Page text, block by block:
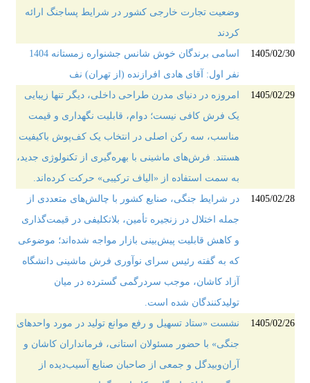
وضعیت تجارت خارجی کشور در شرایط پساجنگ ارائه
کردند
1405/02/30
اسامی برندگان خوش شانس جشنواره زمستانه 1404
نفر اول: آقای هادی افرازنده (از تهران) نف
1405/02/29
امروزه در دنیای مدرن طراحی داخلی، دیگر تنها زیبایی
یک فرش کافی نیست؛ دوام، قابلیت نگهداری و قیمت
مناسب، سه رکن اصلی در انتخاب یک کف‌پوش باکیفیت
هستند. فرش‌های ماشینی با بهره‌گیری از تکنولوژی جدید،
به سمت استفاده از «الیاف ترکیبی» حرکت کرده‌اند.
1405/02/28
در شرایط جنگی، صنایع کشور با چالش‌های متعددی از
جمله اختلال در زنجیره تأمین، بلاتکلیفی در قیمت‌گذاری
و کاهش قابلیت پیش‌بینی بازار مواجه شده‌اند؛ موضوعی
که به گفته رئیس سرای نوآوری فرش ماشینی دانشگاه
آزاد کاشان، موجب سردرگمی گسترده در میان
تولیدکنندگان شده است.
1405/02/26
نشست «ستاد تسهیل و رفع موانع تولید در مورد واحدهای
جنگی» با حضور مسئولان استانی، فرمانداران کاشان و
آران‌وبیدگل و جمعی از صاحبان صنایع آسیب‌دیده از